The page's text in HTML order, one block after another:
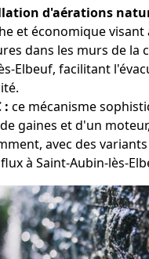
d'aérations
et économique visant
dans les murs de la
Elbeuf, facilitant
: ce mécanisme
gaines et d'un
avec des
à Saint-Aubin-lès-